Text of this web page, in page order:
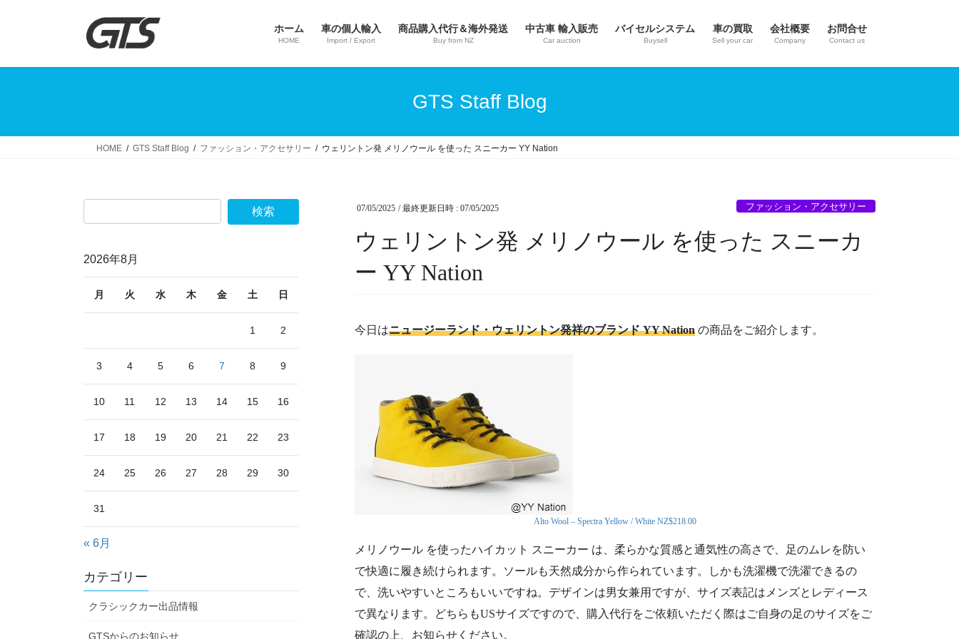
ホーム
HOME
車の個人輸入
Import / Export
商品購入代行＆海外発送
Buy from NZ
中古車 輸入販売
Car auction
バイセルシステム
Buysell
車の買取
Sell your car
会社概要
Company
お問合せ
Contact us
GTS Staff Blog
HOME GTS Staff Blog ファッション・アクセサリー ウェリントン発 メリノウール を使った スニーカー YY Nation
07/05/2025 / 最終更新日時 : 07/05/2025 ファッション・アクセサリー
ウェリントン発 メリノウール を使った スニーカ
ー YY Nation
今日はニュージーランド・ウェリントン発祥のブランド YY Nation の商品をご紹介します。
Alto Wool – Spectra Yellow / White NZ$218.00
メリノウール を使ったハイカット スニーカー は、柔らかな質感と通気性の高さで、足のムレを防い
で快適に履き続けられます。ソールも天然成分から作られています。しかも洗濯機で洗濯できるの
で、洗いやすいところもいいですね。デザインは男女兼用ですが、サイズ表記はメンズとレディース
で異なります。どちらもUSサイズですので、購入代行をご依頼いただく際はご自身の足のサイズをご
確認の上、お知らせください。
2026年8月
月 火 水 木 金 土 日
1 2
3 4 5 6 7 8 9
10 11 12 13 14 15 16
17 18 19 20 21 22 23
24 25 26 27 28 29 30
31
« 6月
カテゴリー
クラシックカー出品情報
GTSからのお知らせ